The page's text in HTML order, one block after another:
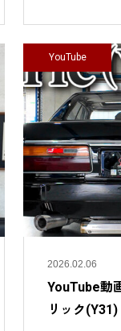
2026.02.06
YouTube動
リック(Y31)
YouTube